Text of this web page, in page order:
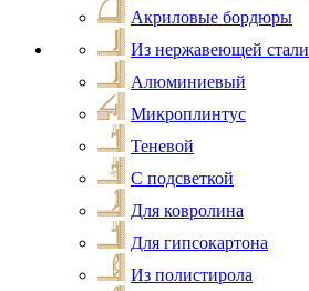
Акриловые бордюры
Из нержавеющей стали
Алюминиевый
Микроплинтус
Теневой
С подсветкой
Для ковролина
Для гипсокартона
Из полистирола